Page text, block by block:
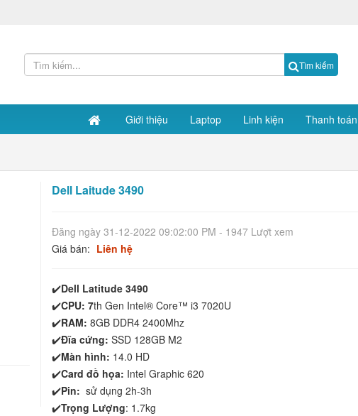
Tìm kiếm
Giới thiệu Laptop Linh kiện Thanh toán
Dell Laitude 3490
Đăng ngày 31-12-2022 09:02:00 PM - 1947 Lượt xem
Giá bán: Liên hệ
✔️Dell Latitude 3490
✔️CPU: 7th Gen Intel® Core™ i3 7020U
✔️RAM: 8GB DDR4 2400Mhz
✔️Đĩa cứng: SSD 128GB M2
✔️Màn hình: 14.0 HD
✔️Card đồ họa: Intel Graphic 620
✔️Pin: sử dụng 2h-3h
✔️Trọng Lượng: 1.7kg